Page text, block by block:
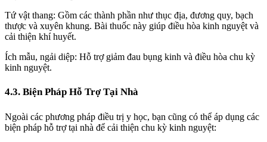
Tứ vật thang: Gồm các thành phần như thục địa, đương quy, bạch
thược và xuyên khung. Bài thuốc này giúp điều hòa kinh nguyệt và
cải thiện khí huyết.
Ích mẫu, ngải diệp: Hỗ trợ giảm đau bụng kinh và điều hòa chu kỳ
kinh nguyệt.
4.3. Biện Pháp Hỗ Trợ Tại Nhà
Ngoài các phương pháp điều trị y học, bạn cũng có thể áp dụng các
biện pháp hỗ trợ tại nhà để cải thiện chu kỳ kinh nguyệt: